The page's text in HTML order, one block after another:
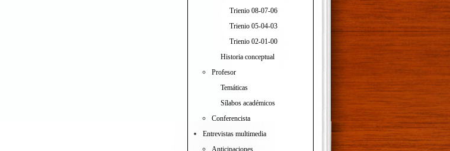
Trienio 08-07-06
Trienio 05-04-03
Trienio 02-01-00
Historia conceptual
Profesor
Temáticas
Sílabos académicos
Conferencista
Entrevistas multimedia
Anticipaciones